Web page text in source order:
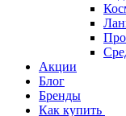
Акции
Блог
Бренды
Как купить